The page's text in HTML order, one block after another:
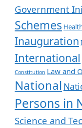
Government
Schemes
Inauguration
International
Constitution Law and
National
Persons in
Science and